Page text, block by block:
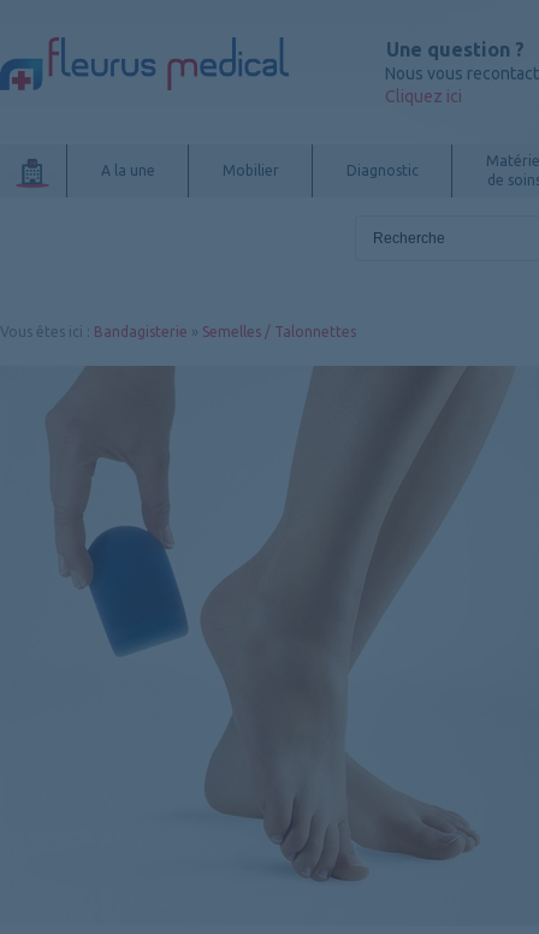
Une question ?
Nous vous
Cliquez ici
A la une Mobilier Diagnostic
de
Vous êtes ici Bandagisterie » Semelles / Talonnettes